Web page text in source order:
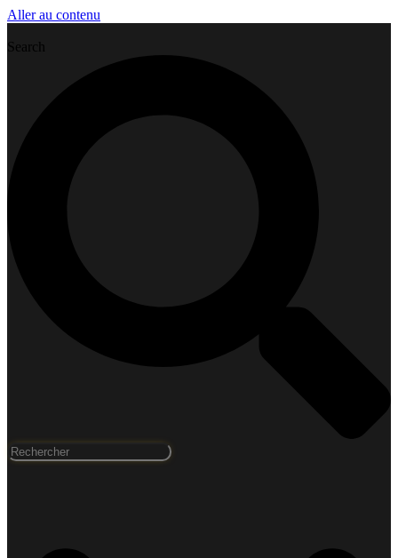
Aller au contenu
Search